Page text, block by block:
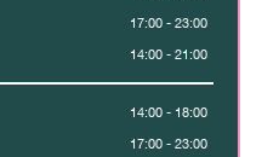
17:00 - 23:00
14:00 - 21:00
14:00 - 18:00
17:00 - 23:00